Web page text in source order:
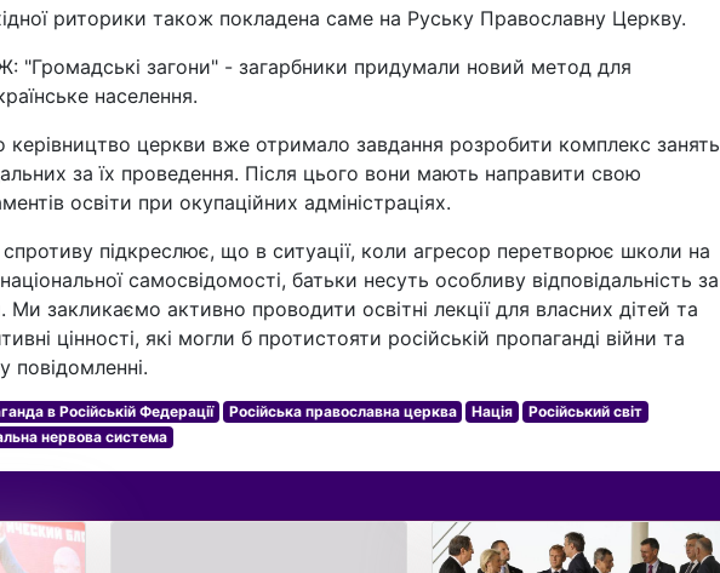
риторики також покладена саме на Руську Православну Церкву.
загони" - загарбники придумали новий метод для
населення.
церкви вже отримало завдання розробити комплекс занять
за їх проведення. Після цього вони мають направити свою
освіти при окупаційних адміністраціях.
підкреслює, що в ситуації, коли агресор перетворює школи на
самосвідомості, батьки несуть особливу відповідальність за
Ми закликаємо активно проводити освітні лекції для власних дітей та
цінності, які могли б протистояти російській пропаганді війни та
повідомленні.
в Російській Федерації Російська православна церква Нація
Російський світ
нервова система